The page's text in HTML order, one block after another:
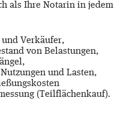
als Ihre Notarin in jedem
Verkäufer,
von Belastungen,
und Lasten,
(Teilflächenkauf).